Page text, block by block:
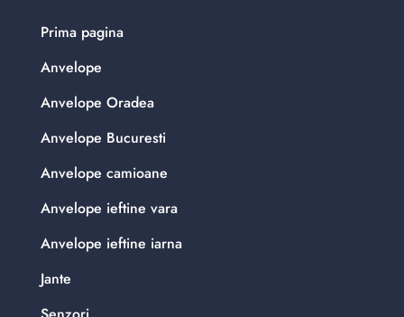
Prima pagina
Anvelope
Anvelope Oradea
Anvelope Bucuresti
Anvelope camioane
Anvelope ieftine vara
Anvelope ieftine iarna
Jante